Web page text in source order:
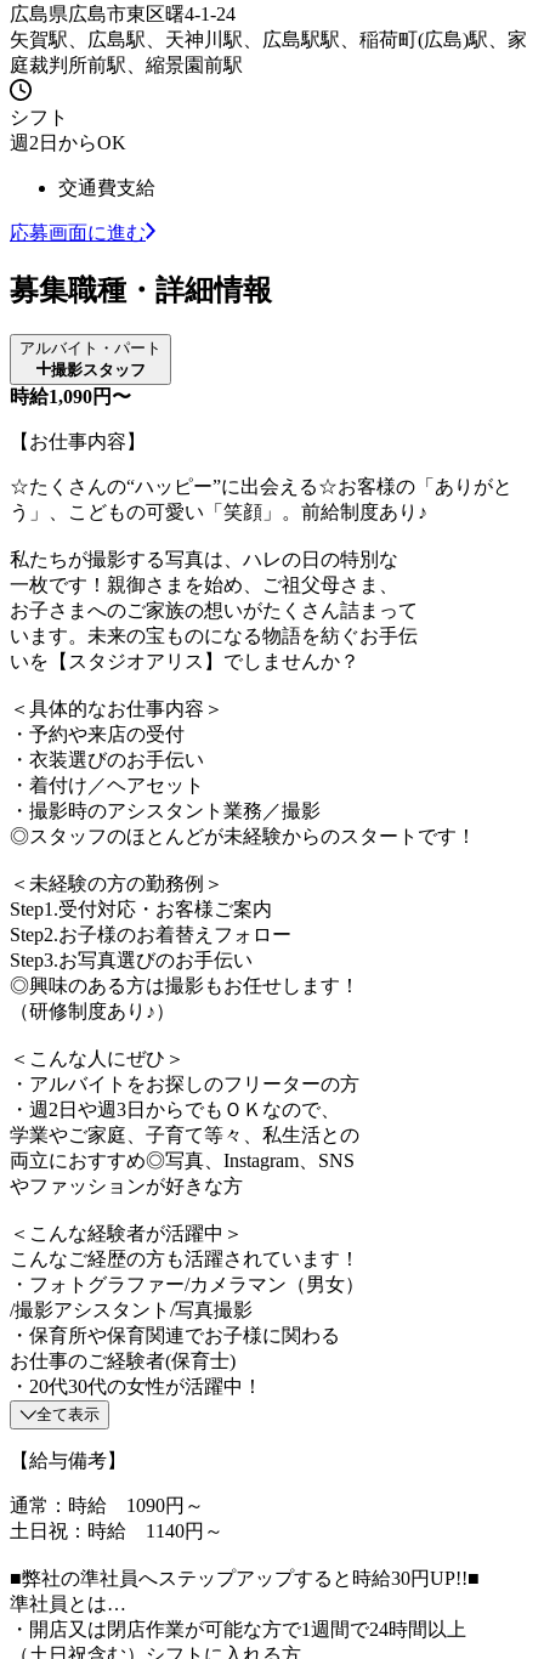
広島県広島市東区曙4-1-24
矢賀駅、広島駅、天神川駅、広島駅駅、稲荷町(広島)駅、家
庭裁判所前駅、縮景園前駅
シフト
週2日からOK
交通費支給
応募画面に進む
募集職種・詳細情報
アルバイト・パート
撮影スタッフ
時給1,090円〜
【お仕事内容】
☆たくさんの“ハッピー”に出会える☆お客様の「ありがと
う」、こどもの可愛い「笑顔」。前給制度あり♪
私たちが撮影する写真は、ハレの日の特別な
一枚です！親御さまを始め、ご祖父母さま、
お子さまへのご家族の想いがたくさん詰まって
います。未来の宝ものになる物語を紡ぐお手伝
いを【スタジオアリス】でしませんか？
＜具体的なお仕事内容＞
・予約や来店の受付
・衣装選びのお手伝い
・着付け／ヘアセット
・撮影時のアシスタント業務／撮影
◎スタッフのほとんどが未経験からのスタートです！
＜未経験の方の勤務例＞
Step1.受付対応・お客様ご案内
Step2.お子様のお着替えフォロー
Step3.お写真選びのお手伝い
◎興味のある方は撮影もお任せします！
（研修制度あり♪）
＜こんな人にぜひ＞
・アルバイトをお探しのフリーターの方
・週2日や週3日からでもＯＫなので、
学業やご家庭、子育て等々、私生活との
両立におすすめ◎写真、Instagram、SNS
やファッションが好きな方
＜こんな経験者が活躍中＞
こんなご経歴の方も活躍されています！
・フォトグラファー/カメラマン（男女）
/撮影アシスタント/写真撮影
・保育所や保育関連でお子様に関わる
お仕事のご経験者(保育士)
・20代30代の女性が活躍中！
全て表示
【給与備考】
通常：時給 1090円～
土日祝：時給 1140円～
■弊社の準社員へステップアップすると時給30円UP!!■
準社員とは…
・開店又は閉店作業が可能な方で1週間で24時間以上
（土日祝含む）シフトに入れる方